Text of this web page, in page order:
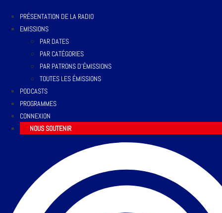
PRÉSENTATION DE LA RADIO
EMISSIONS
PAR DATES
PAR CATÉGORIES
PAR PATRONS D’ÉMISSIONS
TOUTES LES ÉMISSIONS
PODCASTS
PROGRAMMES
CONNEXION
NOUS SOUTENIR